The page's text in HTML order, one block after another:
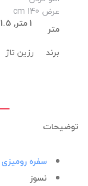
عرض 140 cm
متر
برند
رزین تاژ
توضیحات
سفره رومیزی
نسوز